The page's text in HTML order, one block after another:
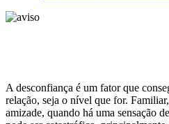
A desconfiança é um fator que
relação, seja o nível que for.
amizade, quando há uma sensação